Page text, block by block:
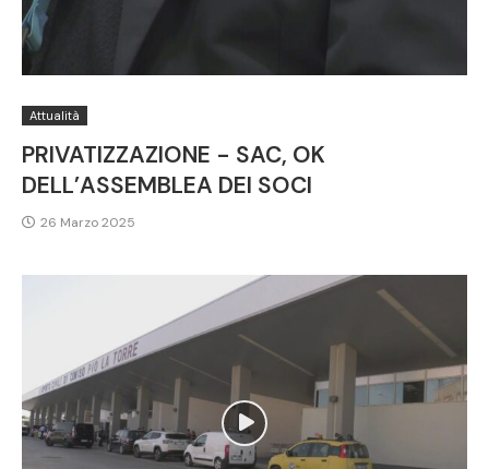
Attualità
PRIVATIZZAZIONE - SAC, OK
DELL’ASSEMBLEA DEI SOCI
26 Marzo 2025